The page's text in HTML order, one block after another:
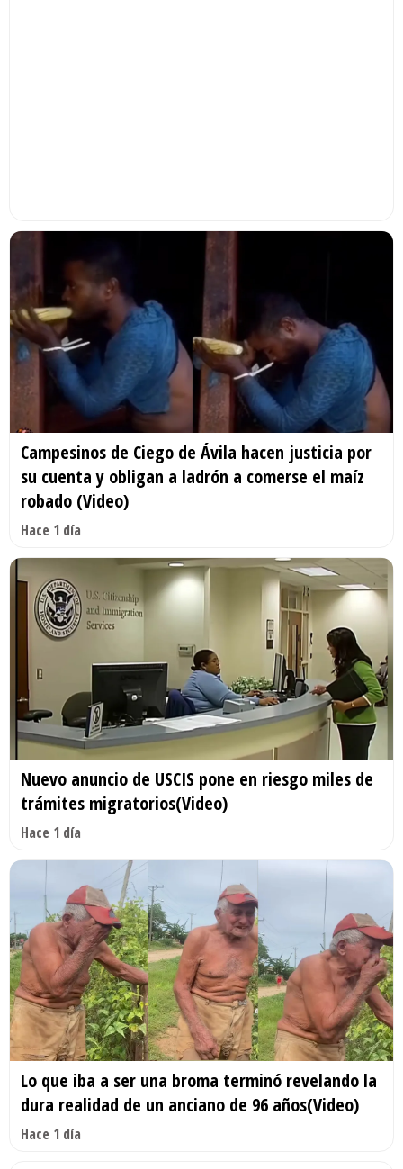
Campesinos de Ciego de Ávila hacen justicia por
su cuenta y obligan a ladrón a comerse el maíz
robado (Video)
Hace 1 día
Nuevo anuncio de USCIS pone en riesgo miles de
trámites migratorios(Video)
Hace 1 día
Lo que iba a ser una broma terminó revelando la
dura realidad de un anciano de 96 años(Video)
Hace 1 día